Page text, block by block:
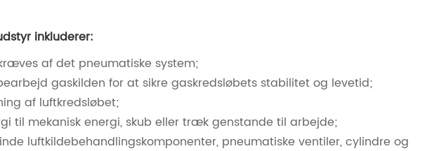
inkluderer:
af det pneumatiske system;
gaskilden for at sikre gaskredsløbets stabilitet og levetid;
af luftkredsløbet;
til mekanisk energi, skub eller træk genstande til arbejde;
luftkildebehandlingskomponenter, pneumatiske ventiler, cylindre og